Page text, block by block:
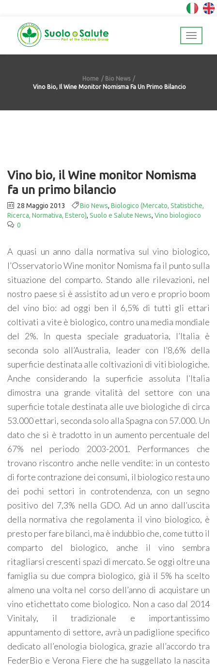
Home
Bio News
Vino Bio, Il Wine Monitor Nomisma Fa Un Primo Bilancio
Vino bio, il Wine monitor Nomisma
fa un primo bilancio
28 Maggio 2013 Bio News, Biologico (Mercato, Statistiche,
Ricerca, Normativa, Estero), Suolo e Salute News, Vino biologioco
0
A quasi un anno dalla normativa sul vino biologico,
l’Osservatorio Wine monitor Nomisma fa il punto sulla
situazione del comparto. Stando alle rilevazioni, nel
nostro paese si è assistito ad un vero e proprio boom
del vino bio: ad oggi ben il 6,5% di tutti gli ettari
coltivati a vite è biologico, contro una media mondiale
del 2%. In questa speciale graduatoria, l’Italia è
seconda solo all’Australia, leader con l’8,6% della
superficie destinata alle coltivazioni di viti biologiche.
Anche considerando la superficie assoluta l’Italia
dimostra una grande vitalità del settore con una
superficie totale destinata alle uve biologiche di circa
53.000 ettari, seconda solo alla Spagna con 57.000. Un
dato che si è tradotto in un aumento percentuale del
67% nel periodo 2003-2001. Performances che
trovano riscontro anche nelle vendite: in un contesto
di forte contrazione dei consumi, il biologico resta uno
dei pochi settori in controtendenza, con un segno
positivo del 7,3% nella GDO. Ad un anno dall’uscita
della normativa che regolamenta il vino biologico, è
presto per fare bilanci, ma è indubbio che, come tutto il
comparto del biologico, anche il vino sembra
ritagliarsi crescenti spazi di mercato. Se oggi oltre una
famiglia su due compra biologico, già il 5% ha scelto
almeno una volta nel corso dell’anno di acquistare un
vino etichettato come biologico. Non a caso dal 2014
Vinitaly, il tradizionale e importantissimo
appuntamento di settore, avrà un padiglione specifico
dedicato all’enologia biologica, grazie all’accordo tra
FederBio e Verona Fiere che ha suggellato la nascita